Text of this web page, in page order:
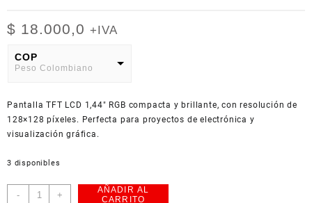
$ 18.000,0 +IVA
COP
Peso Colombiano
American Dollar
Pantalla TFT LCD 1,44″ RGB compacta y brillante, con resolución de
128×128 píxeles. Perfecta para proyectos de electrónica y
visualización gráfica.
3 disponibles
-
Pantalla+
AÑADIR AL
CARRITO